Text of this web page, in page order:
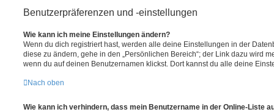
Benutzerpräferenzen und -einstellungen
Wie kann ich meine Einstellungen ändern?
Wenn du dich registriert hast, werden alle deine Einstellungen in der
diese zu ändern, gehe in den „Persönlichen Bereich“; der Link dazu wird
wenn du auf deinen Benutzernamen klickst. Dort kannst du alle deine
Nach oben
Wie kann ich verhindern, dass mein Benutzername in der Online-Liste